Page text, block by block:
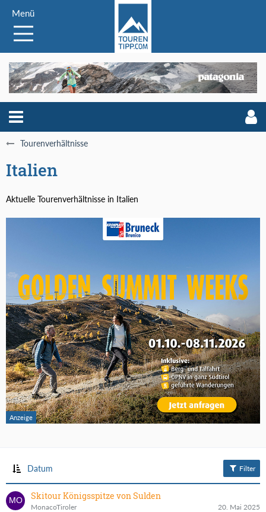
Menü
Tourenverhältnisse
Italien
Aktuelle Tourenverhältnisse in Italien
Datum Filter
Skitour Königsspitze von Sulden
MonacoTiroler 20. Mai 2025